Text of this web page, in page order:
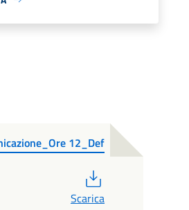
12_Def
Scarica